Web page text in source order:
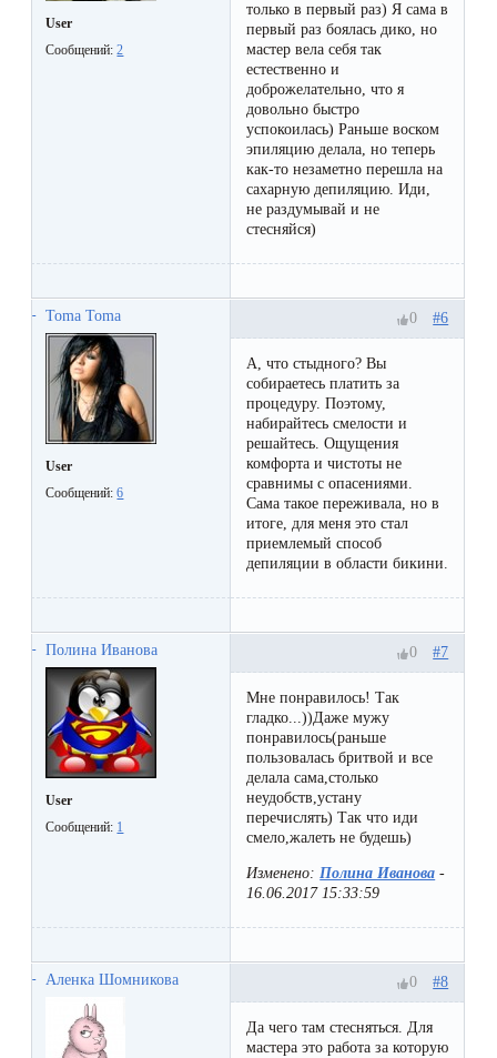
User
Сообщений:2
только в первый раз) Я сама в
первый раз боялась дико, но
мастер вела себя так
естественно и
доброжелательно, что я
довольно быстро
успокоилась) Раньше воском
эпиляцию делала, но теперь
как-то незаметно перешла на
сахарную депиляцию. Иди,
не раздумывай и не
стесняйся)
Toma Toma
User
Сообщений:6
#6
0
А, что стыдного? Вы
собираетесь платить за
процедуру. Поэтому,
набирайтесь смелости и
решайтесь. Ощущения
комфорта и чистоты не
сравнимы с опасениями.
Сама такое переживала, но в
итоге, для меня это стал
приемлемый способ
депиляции в области бикини.
Полина Иванова
User
Сообщений: 1
#7
0
Мне понравилось! Так
гладко...))Даже мужу
понравилось(раньше
пользовалась бритвой и все
делала сама,столько
неудобств,устану
перечислять) Так что иди
смело,жалеть не будешь)
Изменено:Полина Иванова -
16.06.2017 15:33:59
Аленка Шомникова #8
0
Да чего там стесняться. Для
мастера это работа за которую